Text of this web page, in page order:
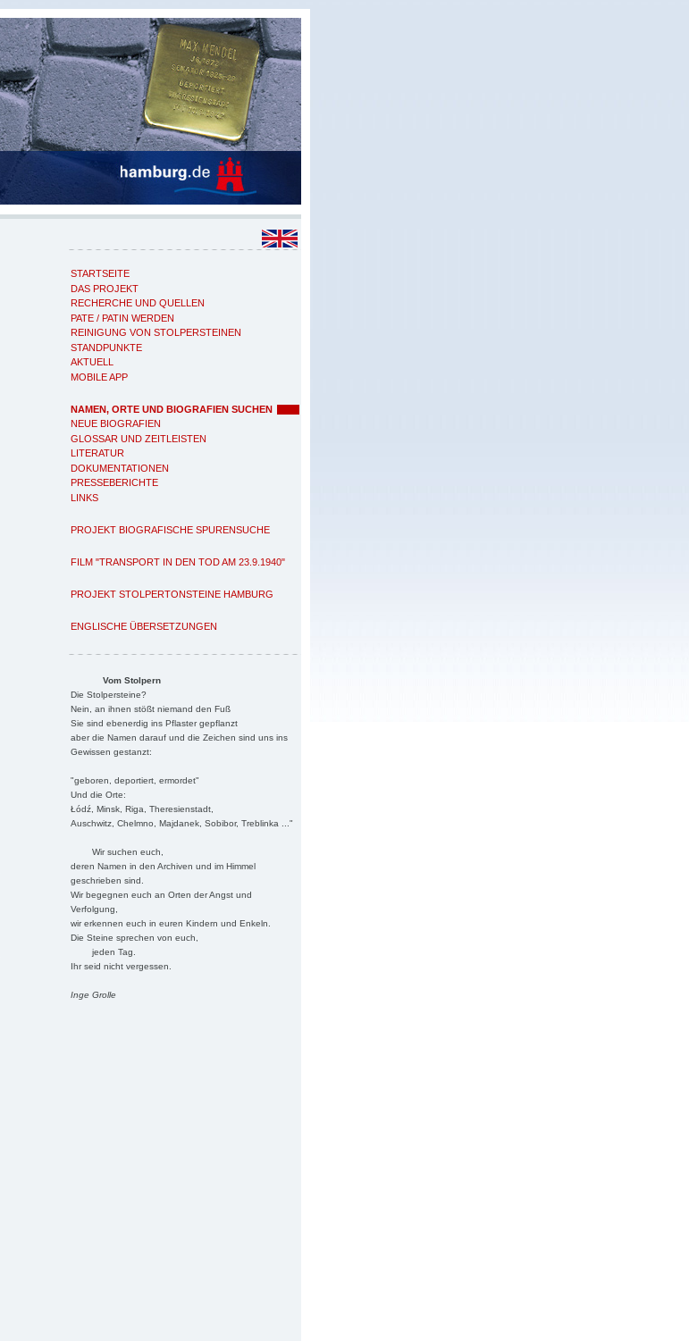
STARTSEITE
DAS PROJEKT
RECHERCHE UND QUELLEN
PATE / PATIN WERDEN
REINIGUNG VON STOLPERSTEINEN
STANDPUNKTE
AKTUELL
MOBILE APP
NAMEN, ORTE UND BIOGRAFIEN SUCHEN
NEUE BIOGRAFIEN
GLOSSAR UND ZEITLEISTEN
LITERATUR
DOKUMENTATIONEN
PRESSEBERICHTE
LINKS
PROJEKT BIOGRAFISCHE SPURENSUCHE
FILM "TRANSPORT IN DEN TOD AM 23.9.1940"
PROJEKT STOLPERTONSTEINE HAMBURG
ENGLISCHE ÜBERSETZUNGEN
Vom Stolpern
Die Stolpersteine?
Nein, an ihnen stößt niemand den Fuß
Sie sind ebenerdig ins Pflaster gepflanzt
aber die Namen darauf und die Zeichen sind uns ins
Gewissen gestanzt:
"geboren, deportiert, ermordet"
Und die Orte:
Łódź, Minsk, Riga, Theresienstadt,
Auschwitz, Chelmno, Majdanek, Sobibor, Treblinka ..."
Wir suchen euch,
deren Namen in den Archiven und im Himmel
geschrieben sind.
Wir begegnen euch an Orten der Angst und
Verfolgung,
wir erkennen euch in euren Kindern und Enkeln.
Die Steine sprechen von euch,
jeden Tag.
Ihr seid nicht vergessen.
Inge Grolle